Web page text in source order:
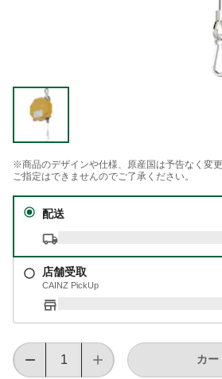
※商品のデザインや仕様、原産国は予告なく変
ご指定はできませんのでご了承ください。
配送
店舗受取
CAINZ PickUp
カー